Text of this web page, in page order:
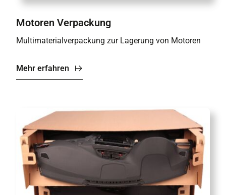
Motoren Verpackung
Multimaterialverpackung zur Lagerung von Motoren
Mehr erfahren